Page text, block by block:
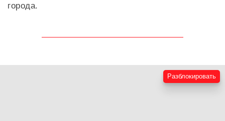
города.
Разблокировать